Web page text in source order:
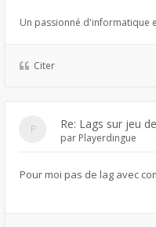
Un passionné d'informatique
Citer
Re: Lags sur jeu
par Playerdingue
Pour moi pas de lag avec